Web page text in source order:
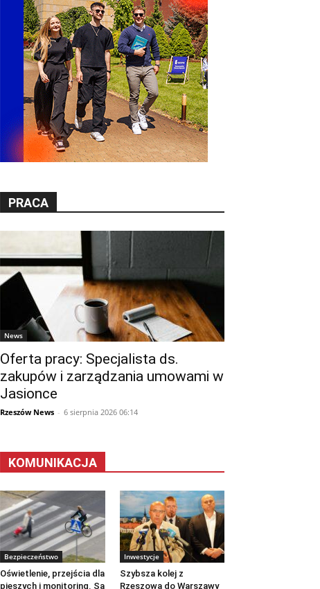
PRACA
News
Oferta pracy: Specjalista ds.
zakupów i zarządzania umowami w
Jasionce
Rzeszów News - 6 sierpnia 2026 06:14
KOMUNIKACJA
Bezpieczeństwo
Oświetlenie, przejścia dla
pieszych i monitoring. Są
Inwestycje
Szybsza kolej z
Rzeszowa do Warszawy